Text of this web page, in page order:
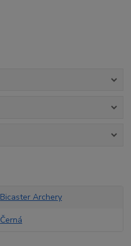
Bicaster Archery
Černá